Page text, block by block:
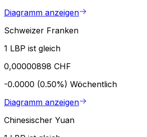
Diagramm anzeigen
Schweizer Franken
1 LBP ist gleich
0,00000898 CHF
-0.0000 (0.50%) Wöchentlich
Diagramm anzeigen
Chinesischer Yuan